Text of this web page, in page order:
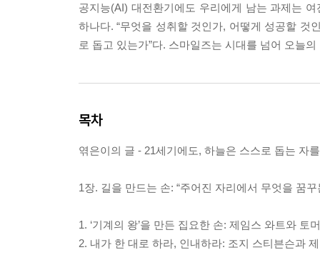
공지능(AI) 대전환기에도 우리에게 남는 과제는
하나다. “무엇을 성취할 것인가, 어떻게 성공할 것
로 돕고 있는가”다. 스마일즈는 시대를 넘어 오늘
목차
엮은이의 글 - 21세기에도, 하늘은 스스로 돕는 자
1장. 길을 만드는 손: “주어진 자리에서 무엇을 꿈꾸
1. ‘기계의 왕’을 만든 집요한 손: 제임스 와트와 토
2. 내가 한 대로 하라, 인내하라: 조지 스티븐슨과